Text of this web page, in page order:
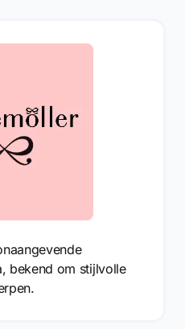
bekend om stijlvolle